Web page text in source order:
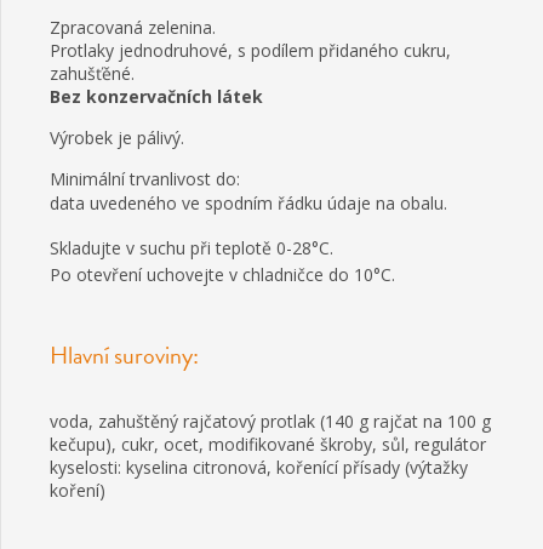
Zpracovaná zelenina.
Protlaky jednodruhové, s podílem přidaného cukru,
zahušťěné.
Bez konzervačních látek
Výrobek je pálivý.
Minimální trvanlivost do:
data uvedeného ve spodním řádku údaje na obalu.
Skladujte v suchu při teplotě 0-28°C.
Po otevření uchovejte v chladničce do 10°C.
Hlavní suroviny:
voda, zahuštěný rajčatový protlak (140 g rajčat na 100 g
kečupu), cukr, ocet, modifikované škroby, sůl, regulátor
kyselosti: kyselina citronová, kořenící přísady (výtažky
koření)